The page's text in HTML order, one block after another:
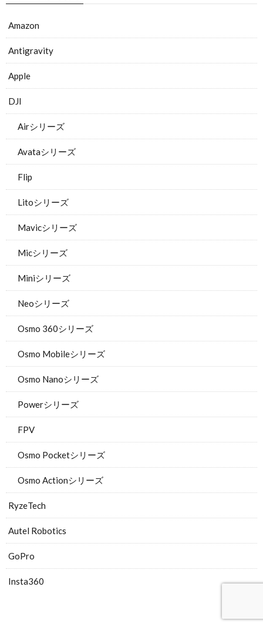
Amazon
Antigravity
Apple
DJI
Airシリーズ
Avataシリーズ
Flip
Litoシリーズ
Mavicシリーズ
Micシリーズ
Miniシリーズ
Neoシリーズ
Osmo 360シリーズ
Osmo Mobileシリーズ
Osmo Nanoシリーズ
Powerシリーズ
FPV
Osmo Pocketシリーズ
Osmo Actionシリーズ
RyzeTech
Autel Robotics
GoPro
Insta360